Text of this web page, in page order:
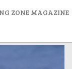
ZONE MAGAZINE